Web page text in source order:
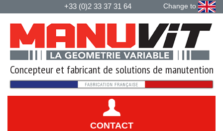
Change to
+33 (0)2 33 37 31 64
Concepteur et fabricant de solutions de manutention
CONTACT